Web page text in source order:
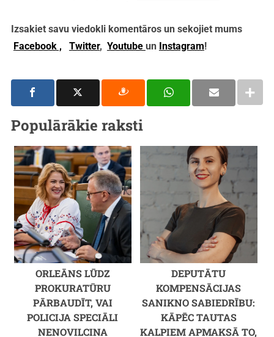
Izsakiet savu viedokli komentāros un sekojiet mums
Facebook ,
Twitter, Youtube un Instagram!
Populārākie raksti
ORLEĀNS LŪDZ
PROKURATŪRU
PĀRBAUDĪT, VAI
POLICIJA SPECIĀLI
NENOVILCINA
DEPUTĀTU
KOMPENSĀCIJAS
SANIKNO SABIEDRĪBU:
KĀPĒC TAUTAS
KALPIEM APMAKSĀ TO,